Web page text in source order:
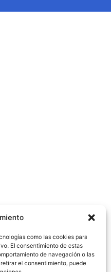
como las cookies para
El consentimiento de estas
de navegación o las
el consentimiento, puede